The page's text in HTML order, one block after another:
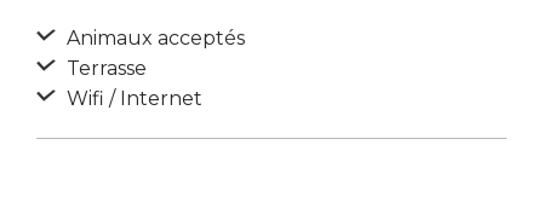
Animaux acceptés
Terrasse
Wifi / Internet